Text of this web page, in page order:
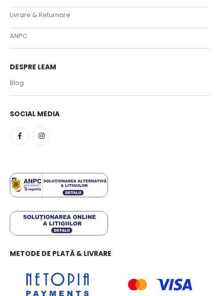
Livrare & Returnare
ANPC
DESPRE LEAM
Blog
SOCIAL MEDIA
METODE DE PLATĂ & LIVRARE